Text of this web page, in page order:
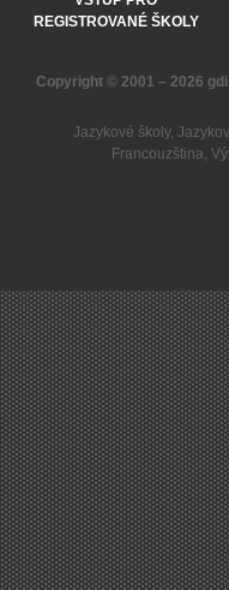
REGISTROVANÉ ŠKOLY
Copyright © 2001 – 2026
Jazykové školy,
Francouzština,